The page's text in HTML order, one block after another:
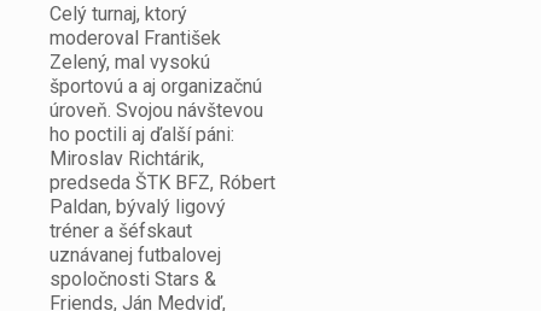
Celý turnaj, ktorý
moderoval František
Zelený, mal vysokú
športovú a aj organizačnú
úroveň. Svojou návštevou
ho poctili aj ďalší páni:
Miroslav Richtárik,
predseda ŠTK BFZ, Róbert
Paldan, bývalý ligový
tréner a šéfskaut
uznávanej futbalovej
spoločnosti Stars &
Friends, Ján Medviď,